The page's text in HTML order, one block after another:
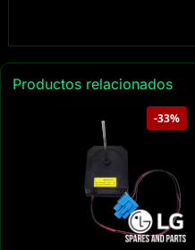
Productos relacionados
-33%